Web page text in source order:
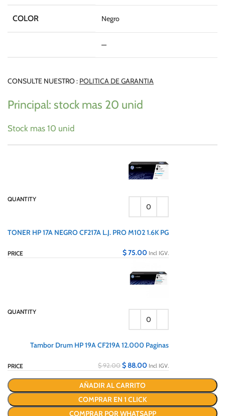
COLOR Negro
—
CONSULTE NUESTRO : POLITICA DE GARANTIA
Principal: stock mas 20 unid
Stock mas 10 unid
TONER HP 17A NEGRO CF217A L.J. PRO M102 1.6K PG
$75.00 Incl IGV.
Tambor Drum HP 19A CF219A 12.000 Paginas
$92.00 $88.00 Incl IGV.
AÑADIR AL CARRITO
COMPRAR EN 1 CLICK
COMPRAR POR WHATSAPP